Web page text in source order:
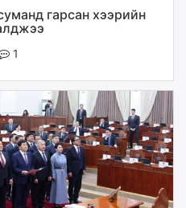
гарсан хээрийн
1